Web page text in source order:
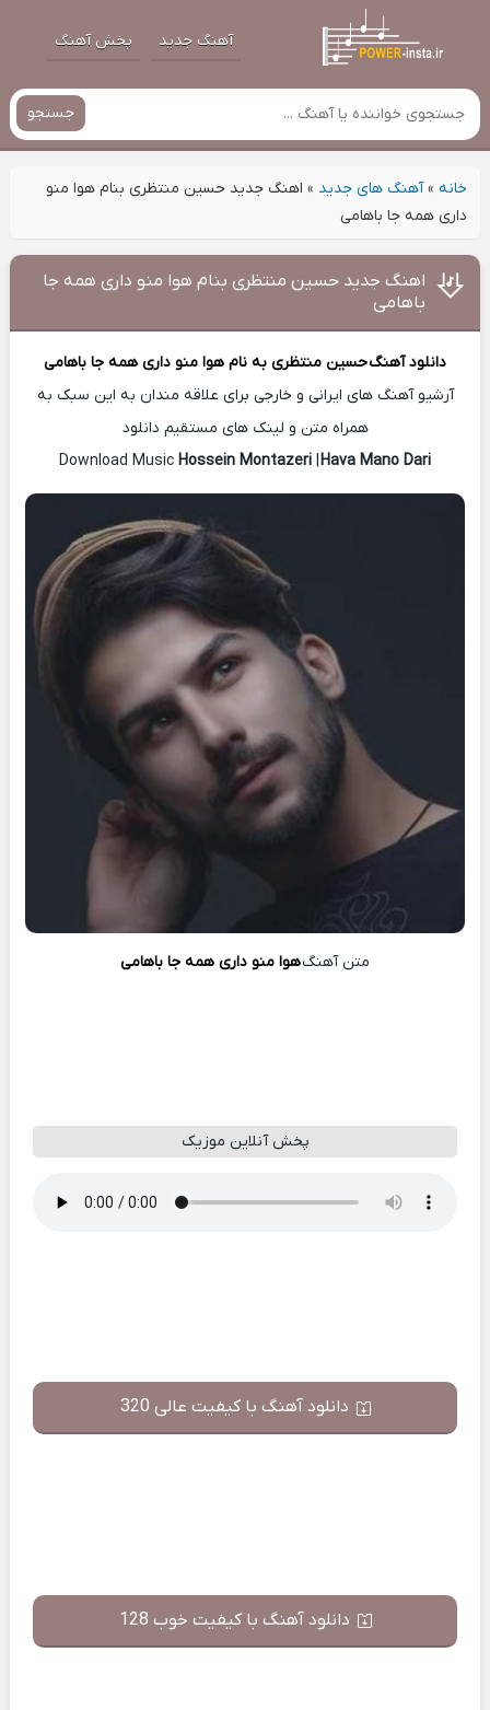
آهنگ جدید پخش آهنگ
جستجو
خانه»آهنگ های جدید » اهنگ جدید حسین منتظری بنام ﻫﻮا ﻣﻨﻮ
داری ﻫﻤﻪ ﺟﺎ ﺑﺎﻫﺎﻣﻰ
اهنگ جدید حسین منتظری بنام ﻫﻮا ﻣﻨﻮ داری ﻫﻤﻪ ﺟﺎ
ﺑﺎﻫﺎﻣﻰ
دانلود آهنگحسین منتظری به نام ﻫﻮا ﻣﻨﻮ داری ﻫﻤﻪ ﺟﺎ ﺑﺎﻫﺎﻣﻰ
آرشیو آهنگ های ایرانی و خارجی برای علاقه مندان به این سبک به
همراه متن و لینک های مستقیم دانلود
Download Music
Hossein Montazeri|Hava Mano Dari
متن آهنگﻫﻮا ﻣﻨﻮ داری ﻫﻤﻪ ﺟﺎ ﺑﺎﻫﺎﻣﻰ
پخش آنلاین موزیک
دانلود آهنگ با کیفیت عالی 320
دانلود آهنگ با کیفیت خوب 128